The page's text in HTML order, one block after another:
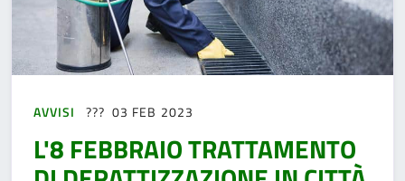
AVVISI 03 FEB 2023
L'8 FEBBRAIO TRATTAMENTO